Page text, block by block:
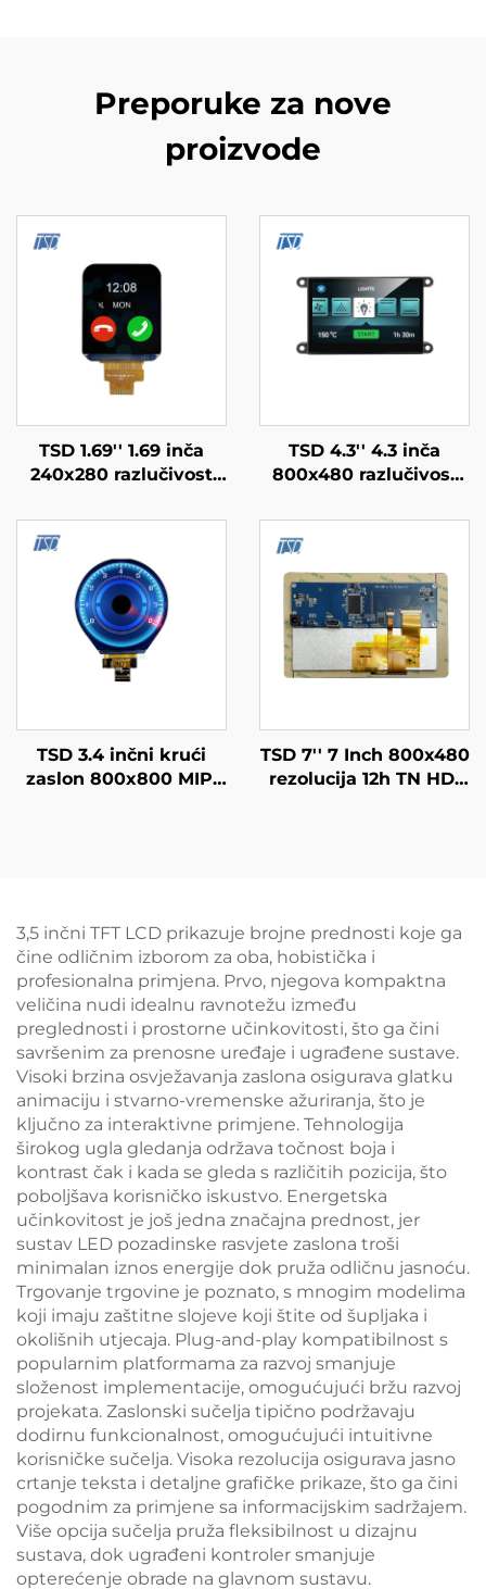
Preporuke za nove
proizvode
TSD 1.69'' 1.69 inča
240x280 razlučivost
upravljački čip IPS TFT
LCD zaslon moduli za
pametne satove
TSD 4.3'' 4.3 inča
800x480 razlučivost
Serijski Port Sučelje
Pametni Modul
TSD 3.4 inčni krući
zaslon 800x800 MIPI
TSD 7'' 7 Inch 800x480
rezolucija 12h TN HD-
3,5 inčni TFT LCD prikazuje brojne prednosti koje ga
čine odličnim izborom za oba, hobistička i
profesionalna primjena. Prvo, njegova kompaktna
veličina nudi idealnu ravnotežu između
preglednosti i prostorne učinkovitosti, što ga čini
savršenim za prenosne uređaje i ugrađene sustave.
Visoki brzina osvježavanja zaslona osigurava glatku
animaciju i stvarno-vremenske ažuriranja, što je
ključno za interaktivne primjene. Tehnologija
širokog ugla gledanja održava točnost boja i
kontrast čak i kada se gleda s različitih pozicija, što
poboljšava korisničko iskustvo. Energetska
učinkovitost je još jedna značajna prednost, jer
sustav LED pozadinske rasvjete zaslona troši
minimalan iznos energije dok pruža odličnu jasnoću.
Trgovanje trgovine je poznato, s mnogim modelima
koji imaju zaštitne slojeve koji štite od šupljaka i
okolišnih utjecaja. Plug-and-play kompatibilnost s
popularnim platformama za razvoj smanjuje
složenost implementacije, omogućujući bržu razvoj
projekata. Zaslonski sučelja tipično podržavaju
dodirnu funkcionalnost, omogućujući intuitivne
korisničke sučelja. Visoka rezolucija osigurava jasno
crtanje teksta i detaljne grafičke prikaze, što ga čini
pogodnim za primjene sa informacijskim sadržajem.
Više opcija sučelja pruža fleksibilnost u dizajnu
sustava, dok ugrađeni kontroler smanjuje
opterećenje obrade na glavnom sustavu.